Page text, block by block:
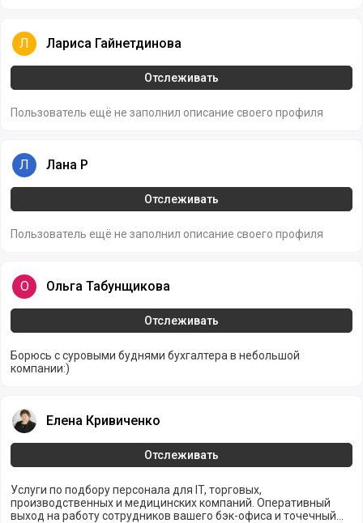
Лариса Гайнетдинова
Л Лариса Гайнетдинова
Отслеживать
Пользователь ещё не заполнил описание своего профиля
Лана Р
Л Лана Р
Отслеживать
Пользователь ещё не заполнил описание своего профиля
Ольга Табунщикова
О Ольга Табунщикова
Отслеживать
Борюсь с суровыми буднями бухгалтера в небольшой
компании:)
Елена Кривиченко
Елена Кривиченко
Отслеживать
Услуги по подбору персонала для IT, торговых,
производственных и медицинских компаний. Оперативный
выход на работу сотрудников вашего бэк-офиса и точечный